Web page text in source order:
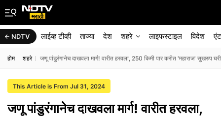
NDTV लाईव्ह टीव्ही ताज्या देश शहरे लाइफस्टाइल विदेश
होम शहरे जणू पांडुरंगानेच दाखवला मार्ग! वारीत हरवला, 250 किमी पार करीत 'महाराज' सुखरुप
This Article is From Jul 31, 2024
जणू पांडुरंगानेच दाखवला मार्ग! वारीत हरवला,